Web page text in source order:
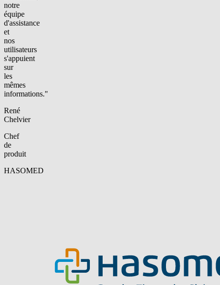
notre
équipe
d'assistance
et
nos
utilisateurs
s'appuient
sur
les
mêmes
informations."
René
Chelvier
Chef
de
produit
HASOMED